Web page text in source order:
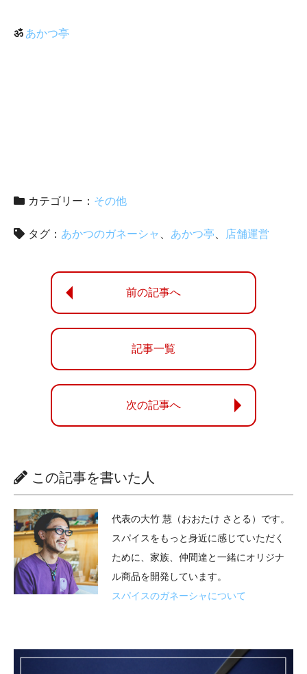
ॐ あかつ亭
カテゴリー： その他
タグ： あかつのガネーシャ あかつ亭 店舗運営
前の記事へ
記事一覧
次の記事へ
この記事を書いた人
代表の大竹 慧（おおたけ さとる）です。
スパイスをもっと身近に感じていただく
ために、家族、仲間達と一緒にオリジナ
ル商品を開発しています。
スパイスのガネーシャについて